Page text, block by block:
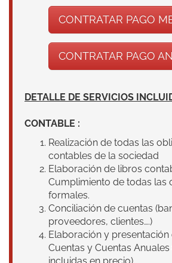
CONTRATAR PAGO
CONTRATAR PAGO
DETALLE DE SERVICIOS
CONTABLE :
Realización de todas las
contables de la sociedad
Elaboración de libros
Cumplimiento de todas las
formales.
Conciliación de cuentas
proveedores, clientes….)
Elaboración y presentación
Cuentas y Cuentas Anuales